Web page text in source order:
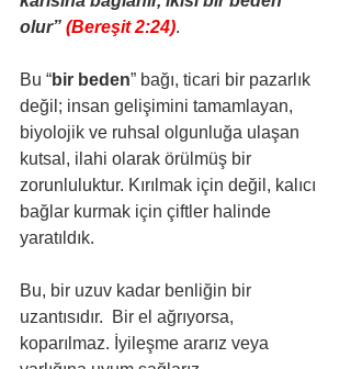
olur” (Bereşit 2:24).
Bu “bir beden” bağı, ticari bir pazarlık
değil; insan gelişimini tamamlayan,
biyolojik ve ruhsal olgunluğa ulaşan
kutsal, ilahi olarak örülmüş bir
zorunluluktur. Kırılmak için değil, kalıcı
bağlar kurmak için çiftler halinde
yaratıldık.
Bu, bir uzuv kadar benliğin bir
uzantısıdır.  Bir el ağrıyorsa,
koparılmaz. İyileşme ararız veya